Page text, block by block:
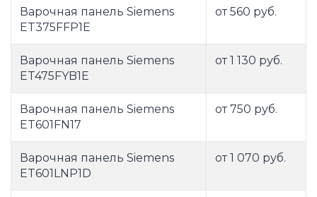
Варочная панель Siemens
ET375FFP1E
от 560 руб.
Варочная панель Siemens
ET475FYB1E
от 1 130 руб.
Варочная панель Siemens
ET601FN17
от 750 руб.
Варочная панель Siemens
ET601LNP1D
от 1 070 руб.